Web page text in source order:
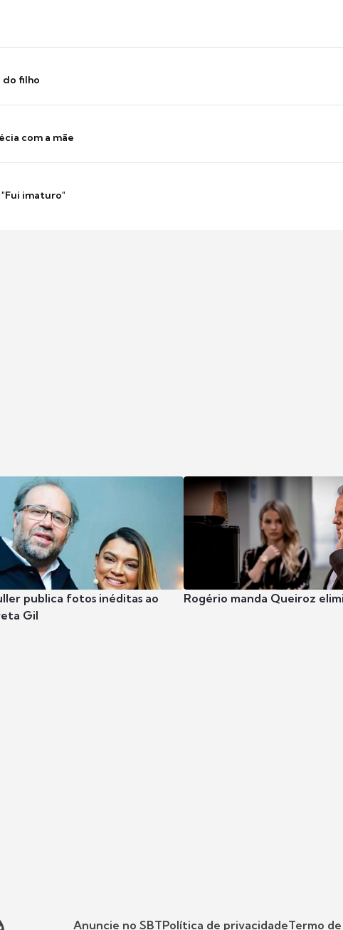
do filho
com a mãe
imaturo"
publica fotos inéditas ao
Gil
Rogério manda Queiroz
Anuncie no SBTPolítica de privacidadeTermo de